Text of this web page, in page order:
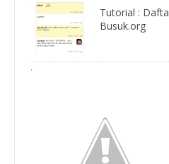
Tutorial :
Busuk.org